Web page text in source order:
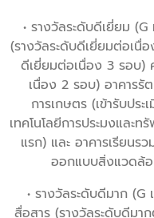
• รางวัลระดับดีเยี่ยม
(รางวัลระดับดีเยี่ยมต่อเนื่
ดีเยี่ยมต่อเนื่อง 3 รอบ)
เนื่อง 2 รอบ) อาคาร
การเกษตร (เข้ารับปร
เทคโนโลยีการประมงและท
แรก) และ อาคารเรียนร
ออกแบบสิ่งแวดล้อ
• รางวัลระดับดีมาก (G
สื่อสาร (รางวัลระดับดีมา